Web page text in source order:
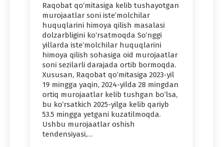
Raqobat qo‘mitasiga kelib tushayotgan
murojaatlar soni iste’molchilar
huquqlarini himoya qilish masalasi
dolzarbligini ko‘rsatmoqda So‘nggi
yillarda iste’molchilar huquqlarini
himoya qilish sohasiga oid murojaatlar
soni sezilarli darajada ortib bormoqda.
Xususan, Raqobat qo‘mitasiga 2023-yil
19 mingga yaqin, 2024-yilda 28 mingdan
ortiq murojaatlar kelib tushgan bo‘lsa,
bu ko‘rsatkich 2025-yilga kelib qariyb
53.5 mingga yetgani kuzatilmoqda.
Ushbu murojaatlar oshish
tendensiyasi,…